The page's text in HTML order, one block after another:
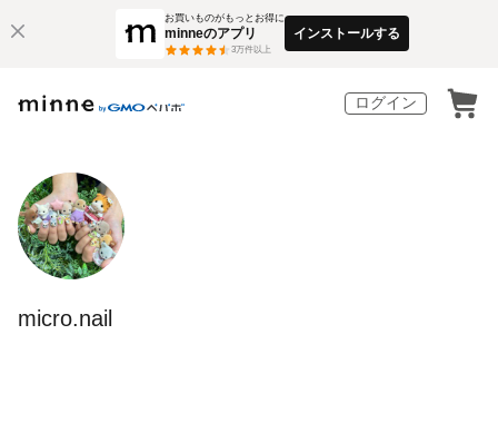
お買いものがもっとお得に
minneのアプリ
3万件以上
インストールする
ログイン
micro.nail